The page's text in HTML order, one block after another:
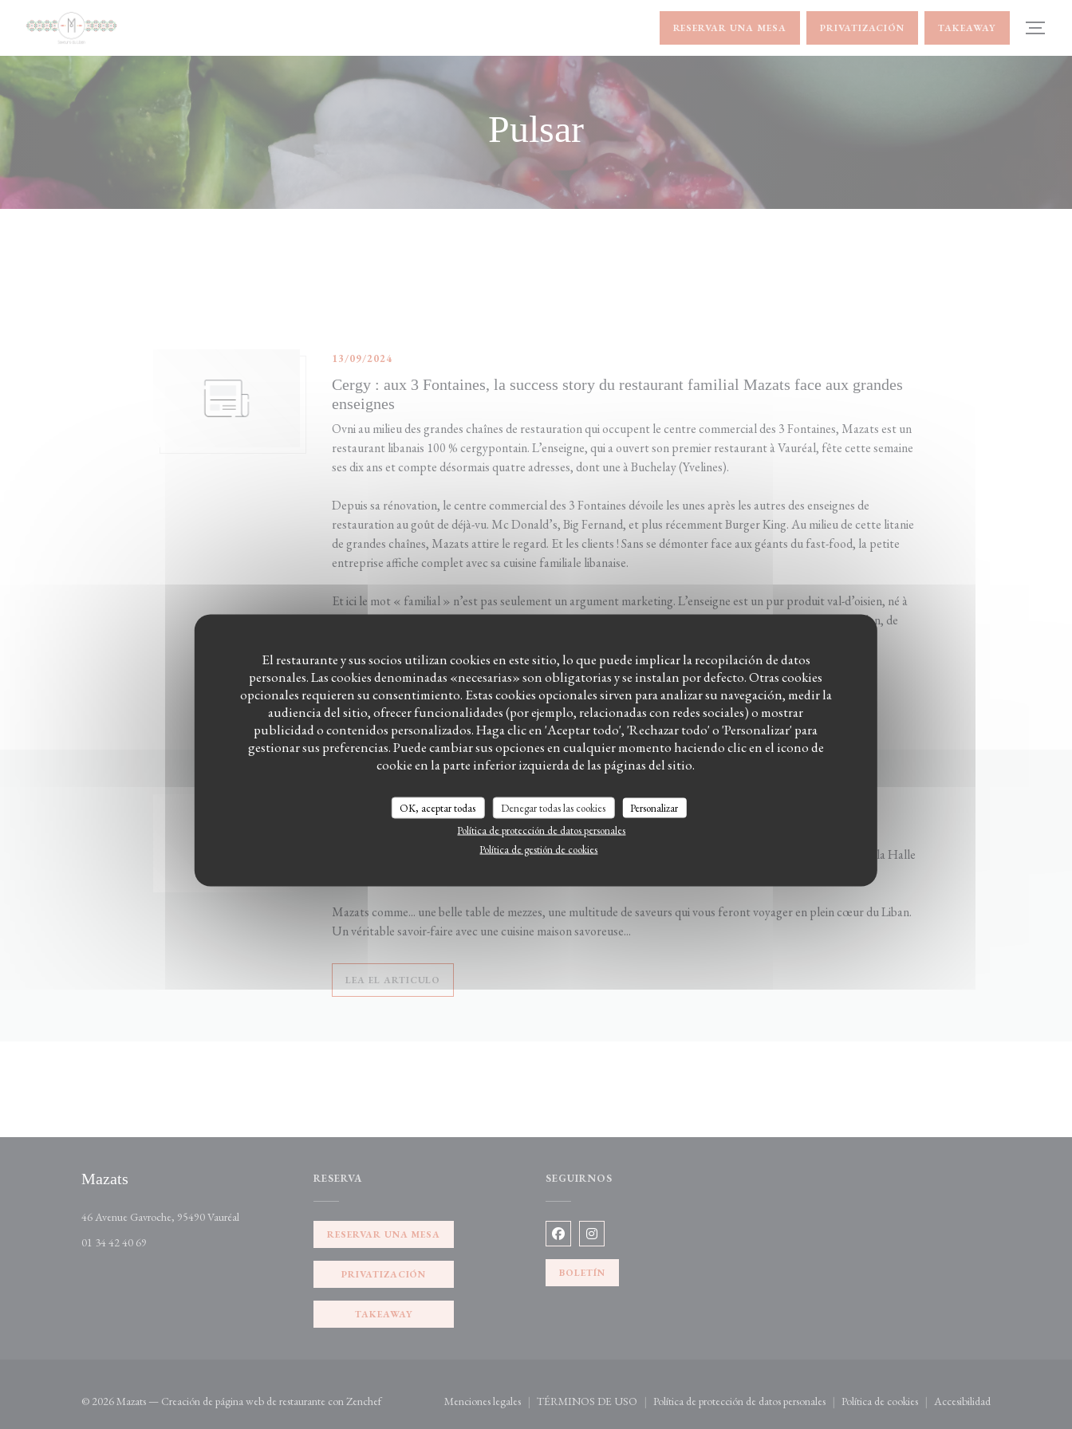
Personalización de sus opciones de cookies
El restaurante y sus socios utilizan cookies en este sitio, lo que puede implicar la recopilación de datos
personales. Las cookies denominadas «necesarias» son obligatorias y se instalan por defecto. Otras cookies
opcionales requieren su consentimiento. Estas cookies opcionales sirven para analizar su navegación, medir la
audiencia del sitio, ofrecer funcionalidades (por ejemplo, relacionadas con redes sociales) o mostrar
publicidad o contenidos personalizados. Haga clic en 'Aceptar todo', 'Rechazar todo' o 'Personalizar' para
gestionar sus preferencias. Puede cambiar sus opciones en cualquier momento haciendo clic en el icono de
cookie en la parte inferior izquierda de las páginas del sitio.
OK, aceptar todas Denegar todas las cookies
Personalizar
Política de protección de datos personales
Política de gestión de cookies
RESERVAR UNA MESA PRIVATIZACIÓN TAKEAWAY
Pulsar
Cergy : aux 3 Fontaines, la success story du restaurant familial Mazats face aux grandes
enseignes
13/09/2024
Ovni au milieu des grandes chaînes de restauration qui occupent le centre commercial des 3 Fontaines, Mazats est un
restaurant libanais 100 % cergypontain. L’enseigne, qui a ouvert son premier restaurant à Vauréal, fête cette semaine
ses dix ans et compte désormais quatre adresses, dont une à Buchelay (Yvelines).
Depuis sa rénovation, le centre commercial des 3 Fontaines dévoile les unes après les autres des enseignes de
restauration au goût de déjà-vu. Mc Donald’s, Big Fernand, et plus récemment Burger King. Au milieu de cette litanie
de grandes chaînes, Mazats attire le regard. Et les clients ! Sans se démonter face aux géants du fast-food, la petite
entreprise affiche complet avec sa cuisine familiale libanaise.
Et ici le mot « familial » n’est pas seulement un argument marketing. L’enseigne est un pur produit val-d’oisien, né à
Cergy-Pontoise (Val-d’Oise), des efforts et de l’imagination d’une fratrie avec leurs parents. La famille Dandan, de
LEA EL ARTICULO ((ABRE EN UNA NUEVA VENTANA))
MAZATS : Cuisine libanaise
02/02/2022
Alexandre franco libanais propose des plats typiquement libanais dans 3 restaurants en région parisienne et à la Halle
Mazats comme... une belle table de mezzes, une multitude de saveurs qui vous feront voyager en plein cœur du Liban.
Un véritable savoir-faire avec une cuisine maison savoreuse...
LEA EL ARTICULO
Mazats
46 Avenue Gavroche, 95490 Vauréal
01 34 42 40 69
RESERVA
RESERVAR UNA MESA
PRIVATIZACIÓN
TAKEAWAY
SEGUIRNOS
Facebook ((abre en una nueva ventana))
Instagram ((abre en una nueva ventana))
BOLETÍN
© 2026 Mazats — Creación de página web de restaurante conZenchef((abre en una nueva ventana))
Menciones legales
((abre en una nueva ventana))
TÉRMINOS DE USO
((abre en una nueva ventana))
Política de protección de datos personales
((abre en una nueva ventana))
Política de cookies
((abre en una nueva ventana))
Accesibilidad
((abre en una nueva